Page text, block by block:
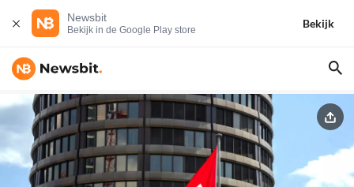
Newsbit
Bekijk in de Google Play store
Bekijk